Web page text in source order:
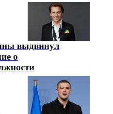
выдвинул
о